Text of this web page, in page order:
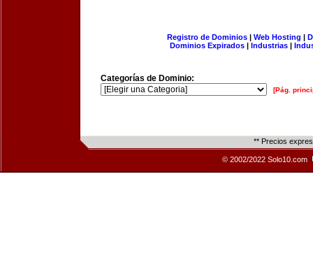
Registro de Dominios| Web Hosting |
Dominios Expirados | Industrias |
Categorías de Dominio:
[Pág.
** Precios
© 2002/2022 Solo10.com